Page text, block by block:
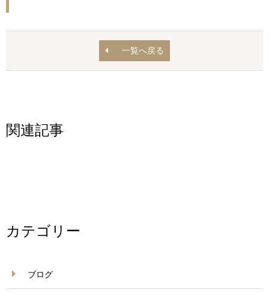
一覧へ戻る
関連記事
カテゴリー
ブログ